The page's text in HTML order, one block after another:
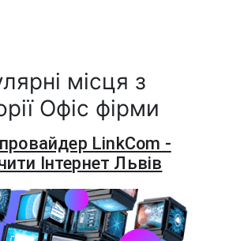
місця з
Офіс фірми
провайдер LinkCom -
Інтернет Львів